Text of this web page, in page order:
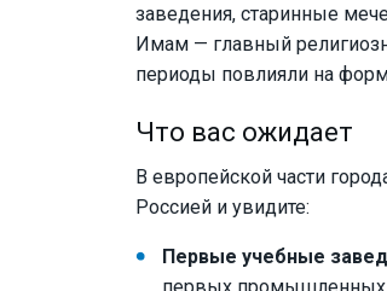
заведения, старинные
Имам — главный
периоды повлияли на
Что вас ожидает
В европейской части
Россией и увидите:
Первые учебные
первых промышленных